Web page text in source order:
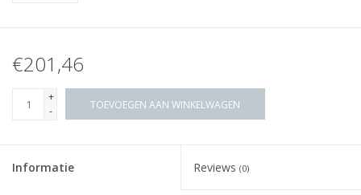
€201,46
+
-
TOEVOEGEN AAN WINKELWAGEN
Informatie Reviews (0)